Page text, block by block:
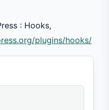
: Hooks,
plugins/hooks/